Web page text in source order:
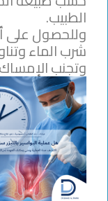
الطبيب.
وللحصول على
شرب الماء
وتجنب